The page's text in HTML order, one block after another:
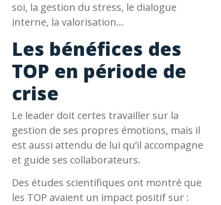
soi, la gestion du stress, le dialogue
interne, la valorisation…
Les bénéfices des
TOP en période de
crise
Le leader doit certes travailler sur la
gestion de ses propres émotions, mais il
est aussi attendu de lui qu’il accompagne
et guide ses collaborateurs.
Des études scientifiques ont montré que
les TOP avaient un impact positif sur :